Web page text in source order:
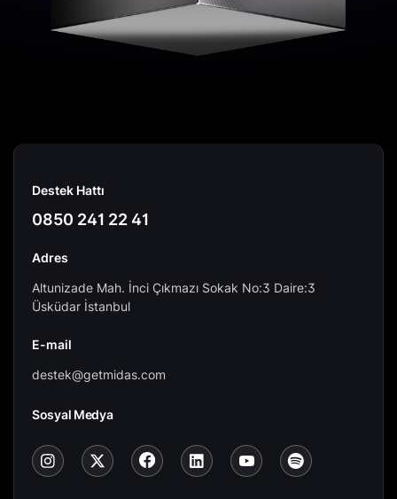
Destek Hattı
0850 241 22 41
Adres
Altunizade Mah. İnci Çıkmazı Sokak No:3 Daire:3
Üsküdar İstanbul
E-mail
destek@getmidas.com
Sosyal Medya